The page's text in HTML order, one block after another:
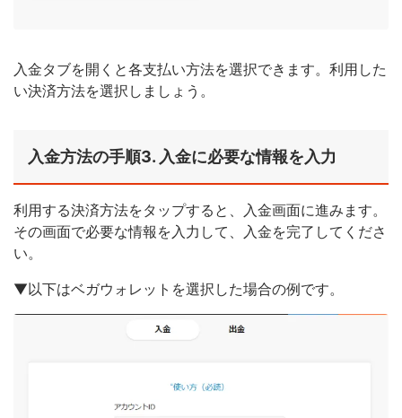
入金タブを開くと各支払い方法を選択できます。利用した
い決済方法を選択しましょう。
入金方法の手順3. 入金に必要な情報を入力
利用する決済方法をタップすると、入金画面に進みます。
その画面で必要な情報を入力して、入金を完了してくださ
い。
▼以下はベガウォレットを選択した場合の例です。